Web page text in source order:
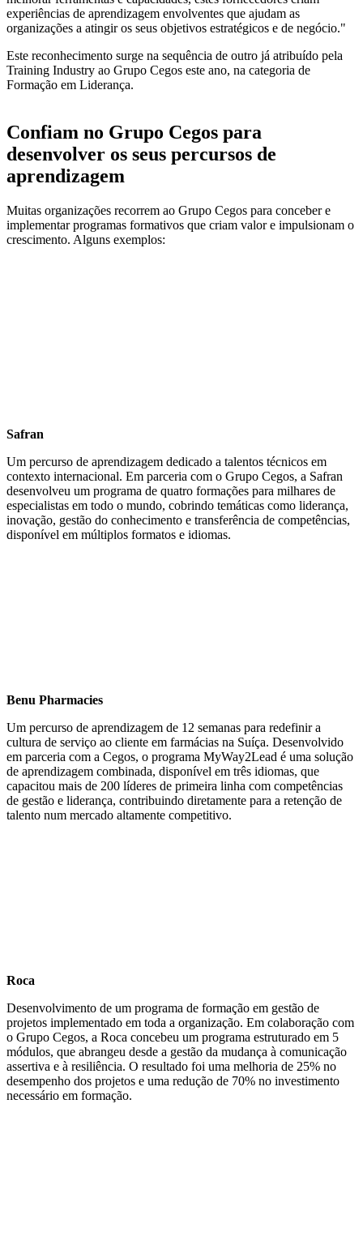
experiências de aprendizagem envolventes que ajudam as
organizações a atingir os seus objetivos estratégicos e de negócio."
Este reconhecimento surge na sequência de outro já atribuído pela
Training Industry ao Grupo Cegos este ano, na categoria de
Formação em Liderança.
Confiam no Grupo Cegos para
desenvolver os seus percursos de
aprendizagem
Muitas organizações recorrem ao Grupo Cegos para conceber e
implementar programas formativos que criam valor e impulsionam o
crescimento. Alguns exemplos:
Safran
Um percurso de aprendizagem dedicado a talentos técnicos em
contexto internacional. Em parceria com o Grupo Cegos, a Safran
desenvolveu um programa de quatro formações para milhares de
especialistas em todo o mundo, cobrindo temáticas como liderança,
inovação, gestão do conhecimento e transferência de competências,
disponível em múltiplos formatos e idiomas.
Benu Pharmacies
Um percurso de aprendizagem de 12 semanas para redefinir a
cultura de serviço ao cliente em farmácias na Suíça. Desenvolvido
em parceria com a Cegos, o programa MyWay2Lead é uma solução
de aprendizagem combinada, disponível em três idiomas, que
capacitou mais de 200 líderes de primeira linha com competências
de gestão e liderança, contribuindo diretamente para a retenção de
talento num mercado altamente competitivo.
Roca
Desenvolvimento de um programa de formação em gestão de
projetos implementado em toda a organização. Em colaboração com
o Grupo Cegos, a Roca concebeu um programa estruturado em 5
módulos, que abrangeu desde a gestão da mudança à comunicação
assertiva e à resiliência. O resultado foi uma melhoria de 25% no
desempenho dos projetos e uma redução de 70% no investimento
necessário em formação.